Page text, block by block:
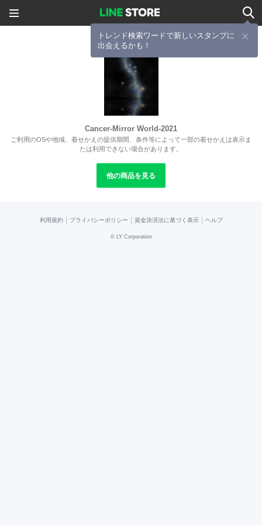
トレンド検索ワードで新しいスタンプに
出会えるかも！
Cancer-Mirror World-2021
ご利用のOSや地域、着せかえの提供期間、条件等によって一部の着せかえは表示ま
たは利用できない場合があります。
他の商品を見る
利用規約 プライバシーポリシー 資金決済法に基づく表示 ヘルプ
© LY Corporation